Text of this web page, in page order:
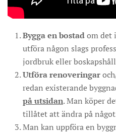
Bygga en bostadom det
utföra någon slags
jordbruk eller
Utföra renoveringar
redan existerande
på utsidan. Man köper
tillåtet att ändra på
Man kan uppföra en